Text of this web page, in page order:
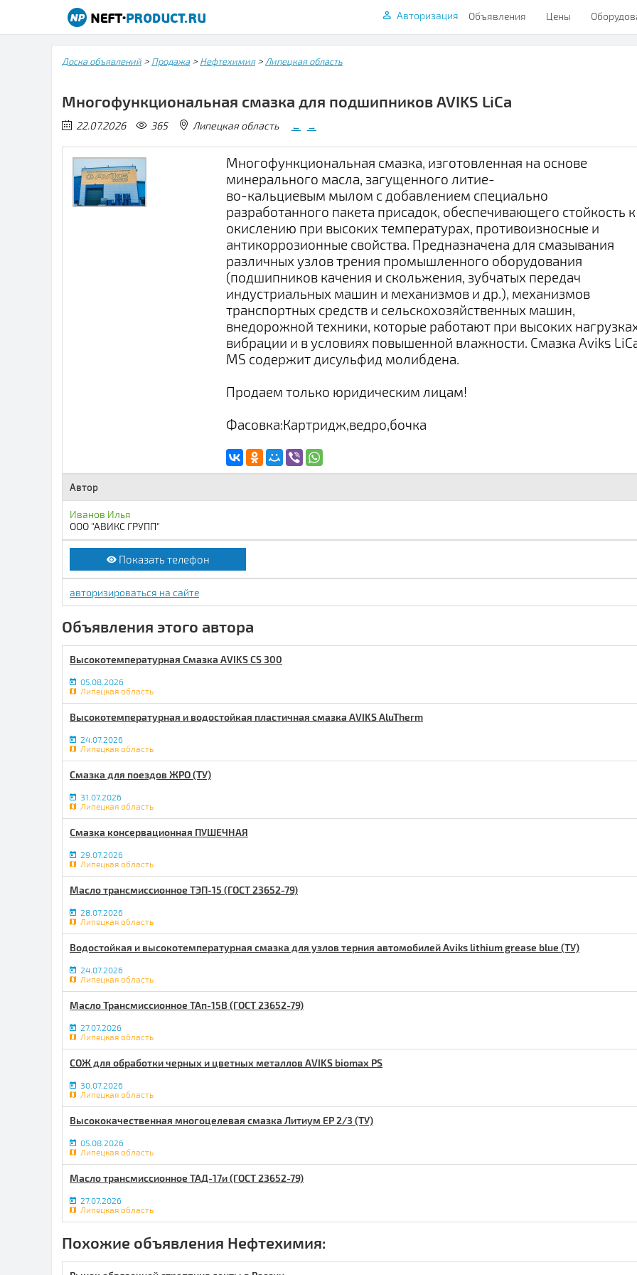
Объявления Цены
Авторизация
Доска объявлений > Продажа> Нефтехимия> Липецкая область
Многофункциональная смазка для подшипников AVIKS LiCa
22.07.2026 365 Липецкая область ← →
Многофункциональная смазка, изготовленная на основе
минерального масла, загущенного литие-
во-кальциевым мылом с добавлением специально
разработанного пакета присадок, обеспечивающего стойкость к
окислению при высоких температурах, противоизносные и
антикоррозионные свойства. Предназначена для смазывания
различных узлов трения промышленного оборудования
(подшипников качения и скольжения, зубчатых передач
индустриальных машин и механизмов и др.), механизмов
транспортных средств и сельскохозяйственных машин,
внедорожной техники, которые работают при высоких
вибрации и в условиях повышенной влажности. Смазка Aviks
MS содержит дисульфид молибдена.
Продаем только юридическим лицам!
Фасовка:Картридж,ведро,бочка
Автор
Иванов Илья
ООО "АВИКС ГРУПП"
Показать телефон
авторизироваться на сайте
Объявления этого автора
Высокотемпературная Смазка AVIKS CS 300
05.08.2026
Липецкая область
Высокотемпературная и водостойкая пластичная смазка AVIKS AluTherm
24.07.2026
Липецкая область
Смазка для поездов ЖРО (ТУ)
31.07.2026
Липецкая область
Смазка консервационная ПУШЕЧНАЯ
29.07.2026
Липецкая область
Масло трансмиссионное ТЭП-15 (ГОСТ 23652-79)
28.07.2026
Липецкая область
Водостойкая и высокотемпературная смазка для узлов терния автомобилей Aviks lithium grease blue (ТУ)
24.07.2026
Липецкая область
Масло Трансмиссионное ТАп-15В (ГОСТ 23652-79)
27.07.2026
Липецкая область
СОЖ для обработки черных и цветных металлов АVIKS biomax РS
30.07.2026
Липецкая область
Высококачественная многоцелевая смазка Литиум EP 2/3 (ТУ)
05.08.2026
Липецкая область
Масло трансмиссионное ТАД-17и (ГОСТ 23652-79)
27.07.2026
Липецкая область
Похожие объявления Нефтехимия: